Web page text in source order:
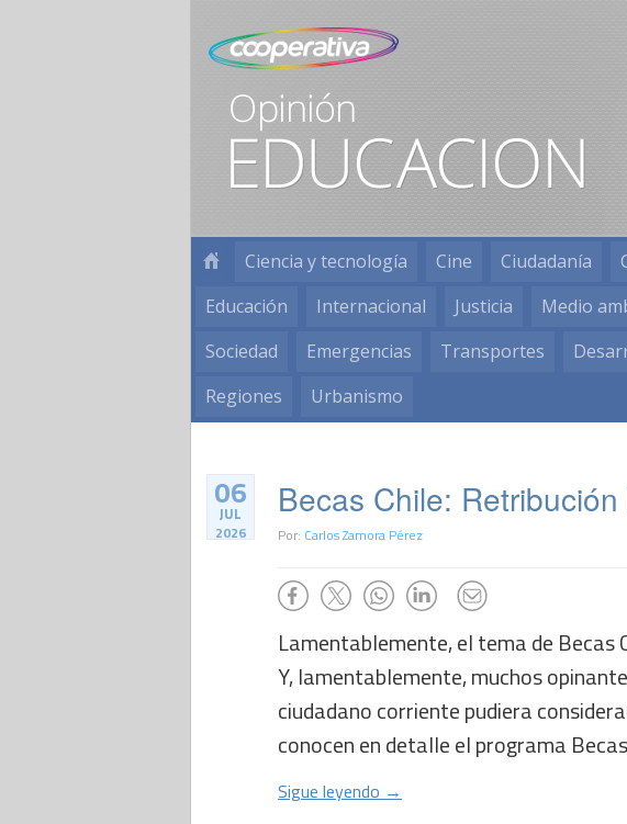
Ciencia y tecnología Cine Ciudadanía
Educación
Internacional Justicia Medio
Sociedad
Emergencias Transportes
Regiones
Urbanismo
06
JUL
2026
Becas Chile: Retribución
Por: Carlos Zamora Pérez
Lamentablemente, el tema de Becas
Y, lamentablemente, muchos
ciudadano corriente pudiera
conocen en detalle el programa Becas
Sigue leyendo →